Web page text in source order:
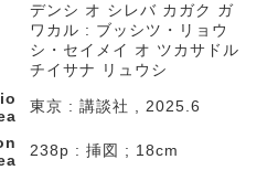
デンシ オ シレバ カガク ガ
ワカル : ブッシツ・リョウ
シ・セイメイ オ ツカサドル
チイサナ リュウシ
東京 : 講談社 , 2025.6
238p : 挿図 ; 18cm